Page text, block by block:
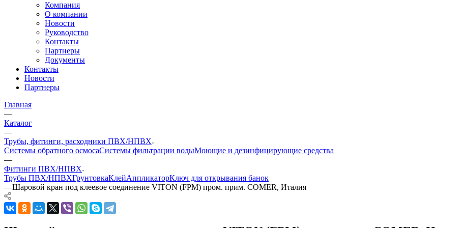
Компания
О компании
Новости
Руководство
Контакты
Партнеры
Документы
Контакты
Новости
Партнеры
Главная
—
Каталог
—
Трубы, фитинги, расходники ПВХ/НПВХ
Системы обратного осмосаСистемы фильтрации водыМоющие и дезинфицирующие средства
—
Фитинги ПВХ/НПВХ
Трубы ПВХ/НПВХГрунтовкаКлейАппликаторКлюч для открывания банок
—Шаровой кран под клеевое соединение VITON (FPM) пром. прим. COMER, Италия